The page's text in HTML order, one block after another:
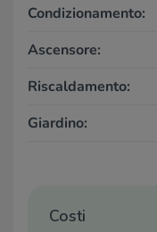
Condizionamento:
Ascensore:
Riscaldamento:
Giardino:
Costi